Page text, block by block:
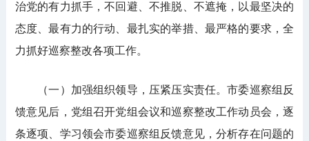
治党的有力抓手，不回避、不推脱、不遮掩，以最坚决的
态度、最有力的行动、最扎实的举措、最严格的要求，全
力抓好巡察整改各项工作。
（一）加强组织领导，压紧压实责任。市委巡察组反
馈意见后，党组召开党组会议和巡察整改工作动员会，逐
条逐项、学习领会市委巡察组反馈意见，分析存在问题的